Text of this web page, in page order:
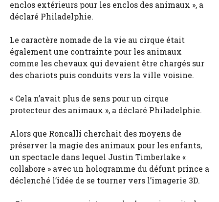
enclos extérieurs pour les enclos des animaux », a
déclaré Philadelphie.
Le caractère nomade de la vie au cirque était
également une contrainte pour les animaux
comme les chevaux qui devaient être chargés sur
des chariots puis conduits vers la ville voisine.
« Cela n’avait plus de sens pour un cirque
protecteur des animaux », a déclaré Philadelphie.
Alors que Roncalli cherchait des moyens de
préserver la magie des animaux pour les enfants,
un spectacle dans lequel Justin Timberlake «
collabore » avec un hologramme du défunt prince a
déclenché l’idée de se tourner vers l’imagerie 3D.